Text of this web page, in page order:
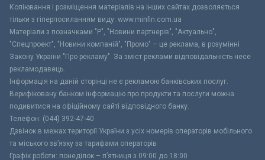
Копіювання і розміщення матеріалів на інших сайтах дозволяється
тільки з гіперпосиланням виду: www.minfin.com.ua
Матеріали з позначками "Р", "Новини партнерів", "Актуально",
"Спецпроект", "Новини компаній", "Промо" – це реклама, в розумінні
Закону України "Про рекламу". За зміст реклами відповідальність несе
рекламодавець.
Інформація на даній сторінці не є рекламою банківських послуг.
Верифіковану банком інформацію про продукти та послуги можна
подивитися на офіційному сайті відповідного банку.
Телефон: (044) 392-47-40
Дзвінок в межах території України з усіх номерів операторів мобільного
та міського зв’язку за тарифами операторів
Графік роботи: понеділок – п’ятниця з 09:00 до 18:00